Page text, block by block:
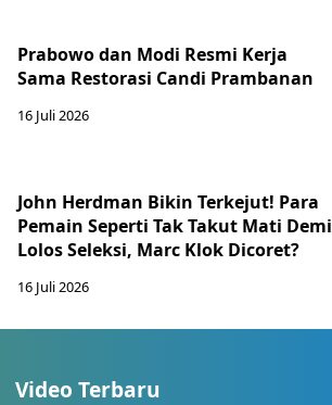
Prabowo dan Modi Resmi Kerja
Sama Restorasi Candi Prambanan
16 Juli 2026
John Herdman Bikin Terkejut! Para
Pemain Seperti Tak Takut Mati Demi
Lolos Seleksi, Marc Klok Dicoret?
16 Juli 2026
Video Terbaru